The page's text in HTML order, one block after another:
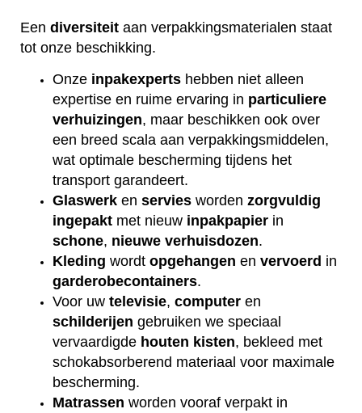
Een diversiteit aan verpakkingsmaterialen staat
tot onze beschikking.
Onze inpakexperts hebben niet alleen
expertise en ruime ervaring in particuliere
verhuizingen, maar beschikken ook over
een breed scala aan verpakkingsmiddelen,
wat optimale bescherming tijdens het
transport garandeert.
Glaswerk en servies worden zorgvuldig
ingepakt met nieuw inpakpapier in
schone, nieuwe verhuisdozen.
Kleding wordt opgehangen en vervoerd in
garderobecontainers.
Voor uw televisie, computer en
schilderijen gebruiken we speciaal
vervaardigde houten kisten, bekleed met
schokabsorberend materiaal voor maximale
bescherming.
Matrassen worden vooraf verpakt in